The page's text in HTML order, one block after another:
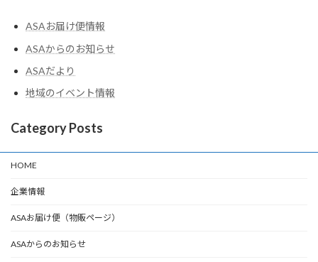
ASAお届け便情報
ASAからのお知らせ
ASAだより
地域のイベント情報
Category Posts
HOME
企業情報
ASAお届け便（物販ページ）
ASAからのお知らせ